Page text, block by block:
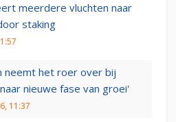
meerdere vluchten naar
staking
neemt het roer over bij
nieuwe fase van groei'
11:37